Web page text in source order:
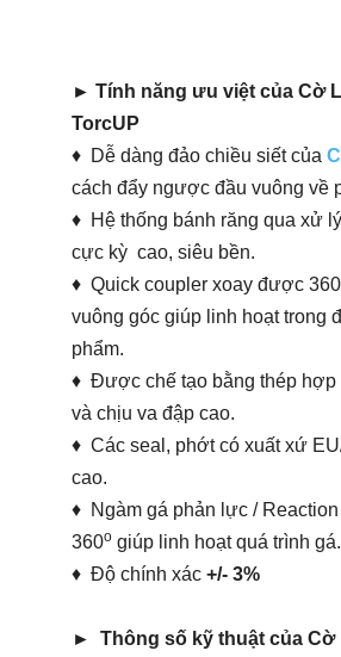
► Tính năng ưu việt của Cờ
TorcUP
♦ Dễ dàng đảo chiều siết của
cách đẩy ngược đầu vuông về
♦ Hệ thống bánh răng qua xử
cực kỳ cao, siêu bền.
♦ Quick coupler xoay được 360
vuông góc giúp linh hoạt trong
phẩm.
♦ Được chế tạo bằng thép hợp
và chịu va đập cao.
♦ Các seal, phớt có xuất xứ
cao.
♦ Ngàm gá phản lực /
360o giúp linh hoạt quá trình gá.
♦ Độ chính xác +/- 3%
►
Thông số kỹ thuật của